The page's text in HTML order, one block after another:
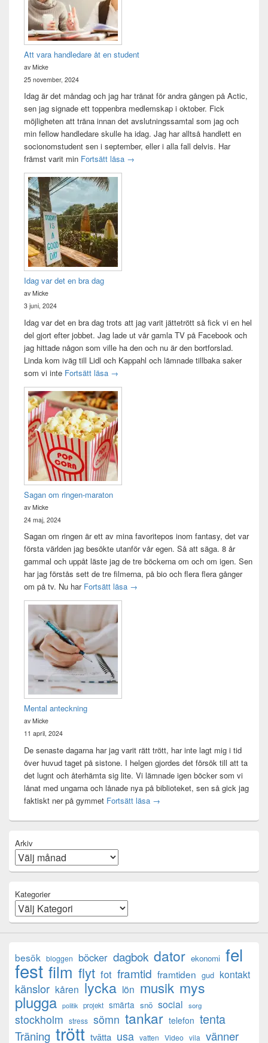
Att vara handledare åt en student
av Micke
25 november, 2024
Idag är det måndag och jag har tränat för andra gången på Actic,
sen jag signade ett toppenbra medlemskap i oktober. Fick
möjligheten att träna innan det avslutningssamtal som jag och
min fellow handledare skulle ha idag. Jag har alltså handlett en
socionomstudent sen i september, eller i alla fall delvis. Har
främst varit min Fortsätt läsa Att vara handledare åt en student
→
Idag var det en bra dag
av Micke
3 juni, 2024
Idag var det en bra dag trots att jag varit jättetrött så fick vi en hel
del gjort efter jobbet. Jag lade ut vår gamla TV på Facebook och
jag hittade någon som ville ha den och nu är den bortforslad.
Linda kom iväg till Lidl och Kappahl och lämnade tillbaka saker
som vi inte Fortsätt läsa Idag var det en bra dag
→
Sagan om ringen-maraton
av Micke
24 maj, 2024
Sagan om ringen är ett av mina favoritepos inom fantasy, det var
första världen jag besökte utanför vår egen. Så att säga. 8 år
gammal och uppåt läste jag de tre böckerna om och om igen. Sen
har jag förstås sett de tre filmerna, på bio och flera flera gånger
om på tv. Nu har Fortsätt läsa Sagan om ringen-maraton
→
Mental anteckning
av Micke
11 april, 2024
De senaste dagarna har jag varit rätt trött, har inte lagt mig i tid
över huvud taget på sistone. I helgen gjordes det försök till att ta
det lugnt och återhämta sig lite. Vi lämnade igen böcker som vi
lånat med ungarna och lånade nya på biblioteket, sen så gick jag
faktiskt ner på gymmet Fortsätt läsa Mental anteckning
→
Arkiv
Kategorier
besök bloggen böcker dagbok dator ekonomi fel
fest film flyt fot framtid framtiden gud kontakt
känslor kåren lycka lön musik mys
plugga politik projekt smärta snö social sorg
stockholm stress sömn tankar telefon tenta
Träning trött tvätta usa vatten Video vila vänner